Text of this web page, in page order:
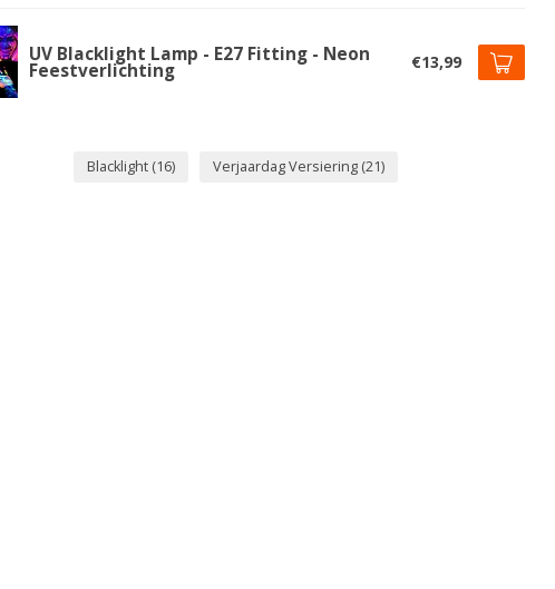
UV Blacklight Lamp - E27 Fitting - Neon
Feestverlichting €13,99
Blacklight (16) Verjaardag Versiering (21)